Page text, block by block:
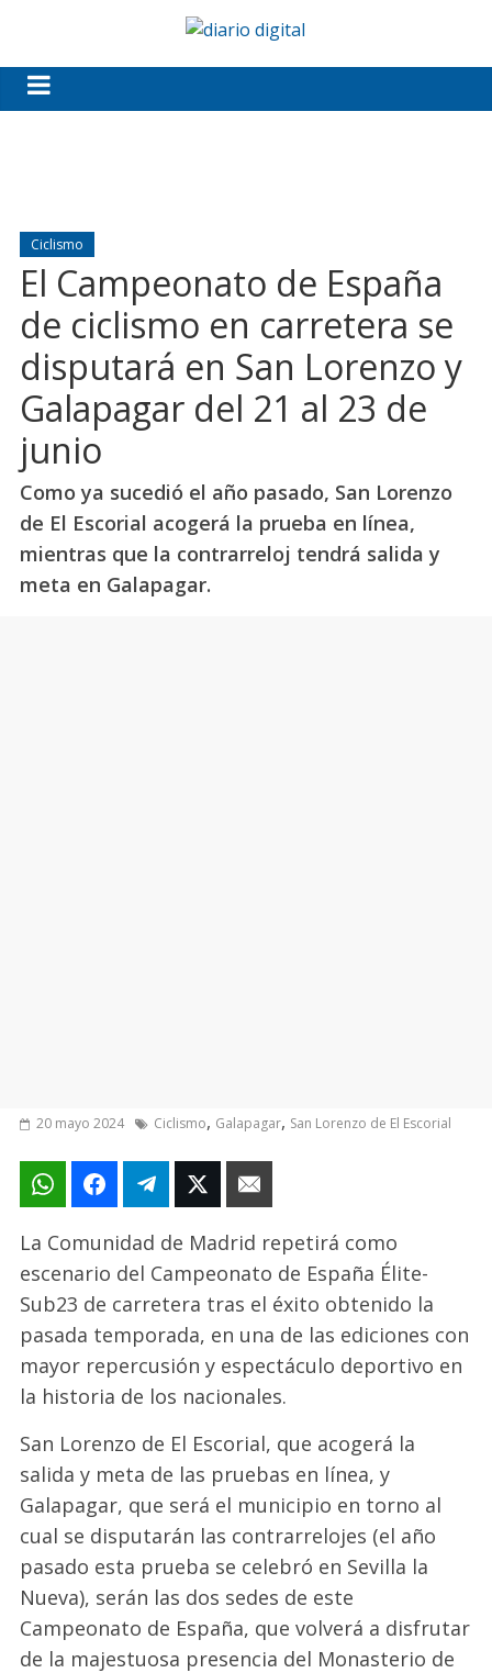
Ciclismo
El Campeonato de España
de ciclismo en carretera se
disputará en San Lorenzo y
Galapagar del 21 al 23 de
junio
Como ya sucedió el año pasado, San Lorenzo
de El Escorial acogerá la prueba en línea,
mientras que la contrarreloj tendrá salida y
meta en Galapagar.
20 mayo 2024 Ciclismo, Galapagar, San Lorenzo de El Escorial
La Comunidad de Madrid repetirá como
escenario del Campeonato de España Élite-
Sub23 de carretera tras el éxito obtenido la
pasada temporada, en una de las ediciones con
mayor repercusión y espectáculo deportivo en
la historia de los nacionales.
San Lorenzo de El Escorial, que acogerá la
salida y meta de las pruebas en línea, y
Galapagar, que será el municipio en torno al
cual se disputarán las contrarrelojes (el año
pasado esta prueba se celebró en Sevilla la
Nueva), serán las dos sedes de este
Campeonato de España, que volverá a disfrutar
de la majestuosa presencia del Monasterio de